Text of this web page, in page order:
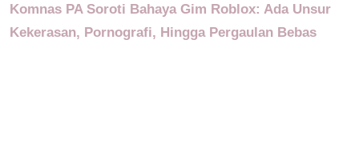
Komnas PA Soroti Bahaya Gim Roblox: Ada Unsur
Kekerasan, Pornografi, Hingga Pergaulan Bebas